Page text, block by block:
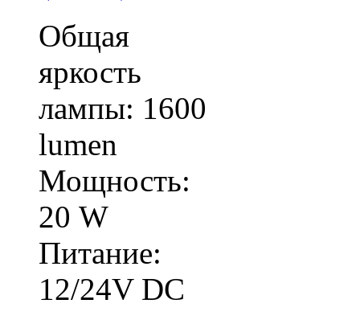
Общая
яркость
лампы: 1600
lumen
Мощность:
20 W
Питание:
12/24V DC